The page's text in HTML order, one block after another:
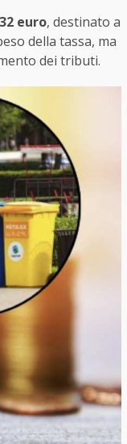
euro, destinato a
della tassa, ma
dei tributi.